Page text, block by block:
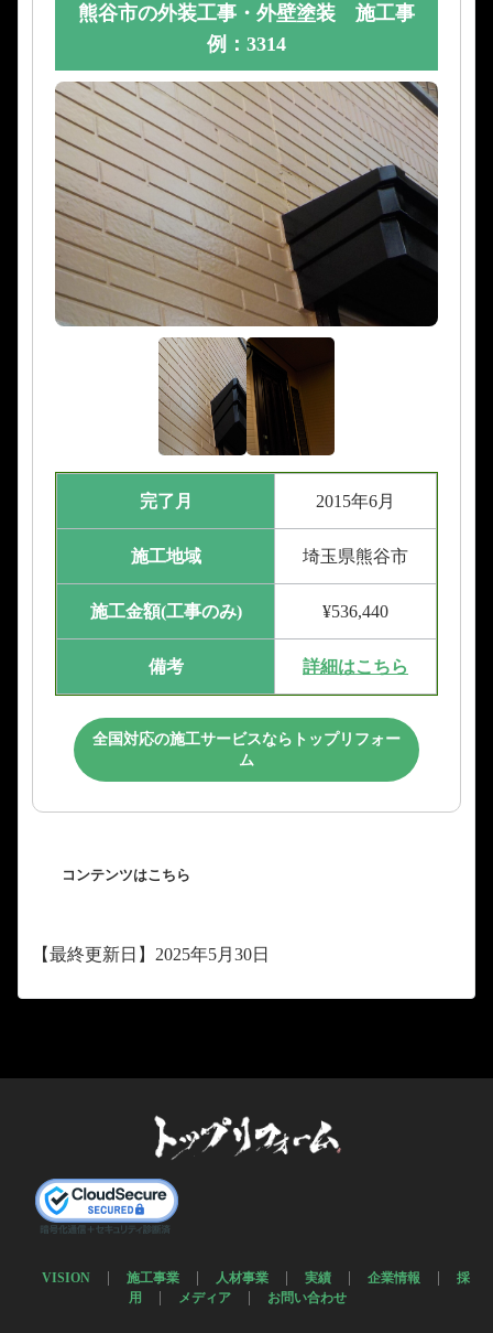
熊谷市の外装工事・外壁塗装 施工事
例：3314
完了月 2015年6月
施工地域 埼玉県熊谷市
施工金額(工事のみ) ¥536,440
備考 詳細はこちら
全国対応の施工サービスならトップリフォー
ム
コンテンツはこちら
【最終更新日】2025年5月30日
VISION 施工事業 人材事業 実績 企業情報
採
用
メディア お問い合わせ